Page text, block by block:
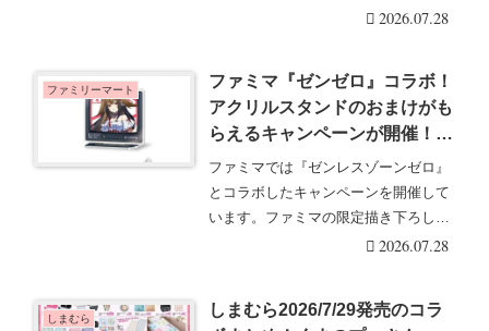
曜日」と、「・・・続きを読む2026.07.28
ファミリーマート
ファミマ『ゼンゼロ』コラボ！
アクリルスタンドのおまけがも
らえるキャンペーンが開催！ク
リアカード付き明治チョコも
2026/7/28～新発売！
ファミマでは『ゼンレスゾーンゼロ』
とコラボしたキャンペーンを開催して
います。ファミマの限定描き下ろし
で、限定グッズやおま・・・続きを読
2026.07.28
しまむら
しまむら2026/7/29発売のコラ